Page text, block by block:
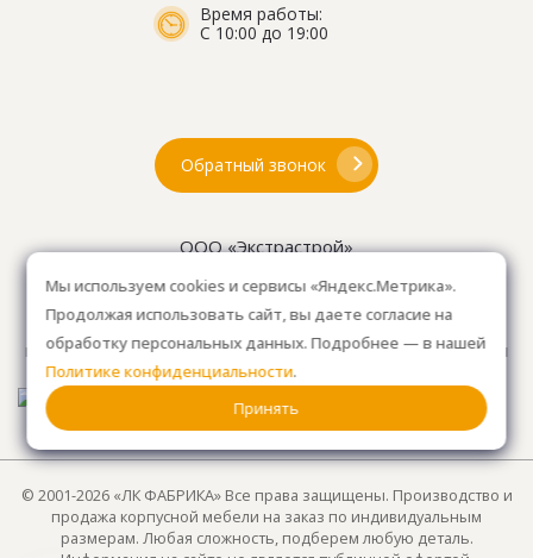
Время работы:
С 10:00 до 19:00
Обратный звонок
ООО «Экстрастрой»
ОГРН 1157746804753
Как проехать: 15км от Мкад, в среднем 10-15 мин. на
машине.Для клиентов без авто, оплачиваем такси
от м. Анино.
© 2001-2026 «ЛК ФАБРИКА» Все права защищены. Производство и
продажа корпусной мебели на заказ по индивидуальным
размерам. Любая сложность, подберем любую деталь.
Мы используем cookies и сервисы «Яндекс.Метрика».
Продолжая использовать сайт, вы даете согласие на
обработку персональных данных. Подробнее — в нашей
Политике конфиденциальности.
Принять